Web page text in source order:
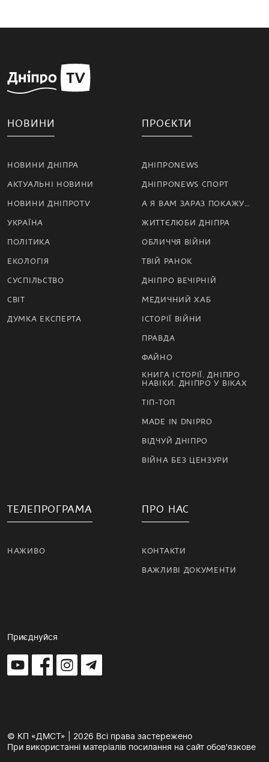
НОВИНИ
НОВИНИ ДНІПРА
АКТУАЛЬНІ НОВИНИ
НОВИНИ ДНІПРОTV
УКРАЇНА
ПОЛІТИКА
ЕКОЛОГІЯ
СУСПІЛЬСТВО
СВІТ
ДУМКА ЕКСПЕРТА
ПРОЄКТИ
ДНІПРОNEWS
ДНІПРОNEWS СПОРТ
А Я ВАМ ЗАРАЗ ПОКАЖУ…
ЖИТТЄЛЮБИ ДНІПРА
ОБЛИЧЧЯ ВІЙНИ
ТВІЙ РАНОК
ДНІПРО ВЕЧІРНІЙ
МЕДИЧНИЙ ХАБ
ІСТОРІЇ ВІЙНИ
ПРАВДА
ФАЙНО
КНИГА ІСТОРІЇ. ДНІПРО
НАВІКИ. ДНІПРО У ВІКАХ
ТІП-ТОП
MADE IN DNIPRO
ВІДЧУЙ ДНІПРО
ВІЙНА БЕЗ ЦЕНЗУРИ
ТЕЛЕПРОГРАМА
НАЖИВО
ПРО НАС
КОНТАКТИ
ВАЖЛИВІ ДОКУМЕНТИ
Приєднуйся
© КП «ДМСТ» | 2026 Всі права застережено
При використанні матеріалів посилання на сайт обов'язкове